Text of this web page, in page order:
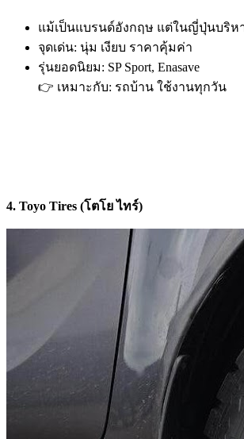
แม้เป็นแบรนด์อังกฤษ แต่ในญี่ปุ่นบริหา
จุดเด่น: นุ่ม เงียบ ราคาคุ้มค่า
รุ่นยอดนิยม: SP Sport, Enasave
👉 เหมาะกับ: รถบ้าน ใช้งานทุกวัน
4. Toyo Tires (โตโย ไทร์)